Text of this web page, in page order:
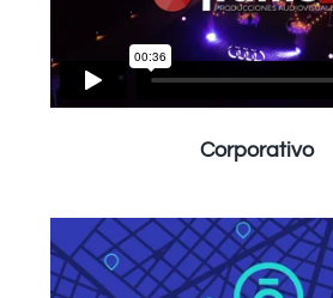
Corporativo